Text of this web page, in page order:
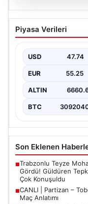
06.08.2026
CANLI |
Kostanay
Piyasa Verileri
USD 47.74
EUR 55.25
ALTIN
BTC
Son Eklenen
■Trabzonlu Teyze
Gördü! Güldüren
Çok Konuşuldu
■CANLI | Partizan –
Maç Anlatımı